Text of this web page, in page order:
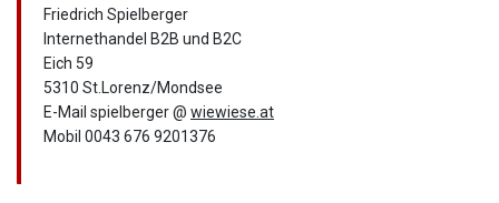
Friedrich Spielberger
Internethandel B2B und B2C
Eich 59
5310 St.Lorenz/Mondsee
E-Mail spielberger @ wiewiese.at
Mobil 0043 676 9201376